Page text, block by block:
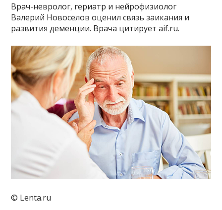
Врач-невролог, гериатр и нейрофизиолог
Валерий Новоселов оценил связь заикания и
развития деменции. Врача цитирует aif.ru.
© Lenta.ru